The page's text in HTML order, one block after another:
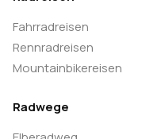
Fahrradreisen
Rennradreisen
Mountainbikereisen
Radwege